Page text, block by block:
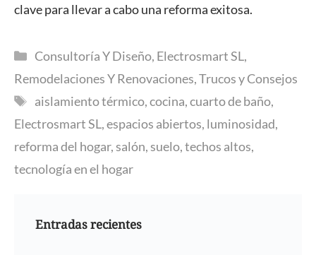
clave para llevar a cabo una reforma exitosa.
Categorías
Consultoría Y Diseño, Electrosmart SL,
Remodelaciones Y Renovaciones,Trucos y Consejos
Etiquetas
aislamiento térmico,cocina,cuarto de baño,
Electrosmart SL,espacios abiertos, luminosidad,
reforma del hogar, salón, suelo,techos altos,
tecnología en el hogar
Entradas recientes